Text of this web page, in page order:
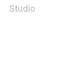
Studio